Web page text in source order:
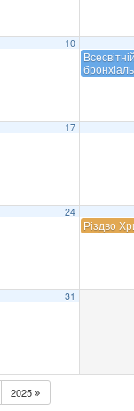
10
17
24
Різдво
31
2025